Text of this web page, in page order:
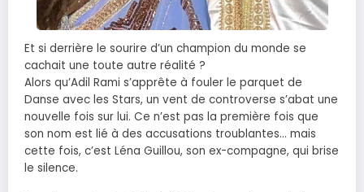
Et si derrière le sourire d’un champion du monde se
cachait une toute autre réalité ?
Alors qu’Adil Rami s’apprête à fouler le parquet de
Danse avec les Stars, un vent de controverse s’abat une
nouvelle fois sur lui. Ce n’est pas la première fois que
son nom est lié à des accusations troublantes… mais
cette fois, c’est Léna Guillou, son ex-compagne, qui brise
le silence.